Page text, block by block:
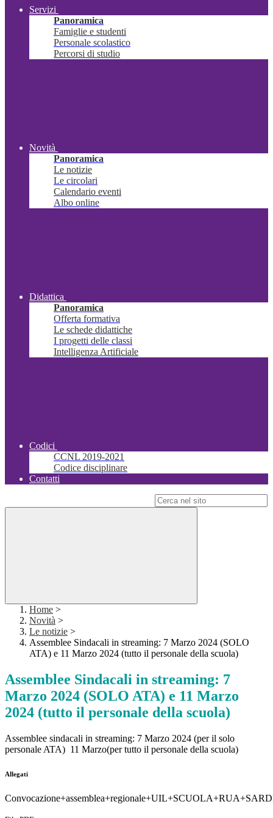
Servizi
Panoramica
Famiglie e studenti
Personale scolastico
Percorsi di studio
Novità
Panoramica
Le notizie
Le circolari
Calendario eventi
Albo online
Didattica
Panoramica
Offerta formativa
Le schede didattiche
I progetti delle classi
Intelligenza Artificiale
Codici
CCNL 2019-2021
Codice disciplinare
Contatti
Home >
Novità >
Le notizie >
Assemblee Sindacali in streaming: 7 Marzo 2024 (SOLO
ATA) e 11 Marzo 2024 (tutto il personale della scuola)
Assemblee Sindacali in streaming: 7
Marzo 2024 (SOLO ATA) e 11 Marzo
2024 (tutto il personale della scuola)
Assemblee sindacali in streaming: 7 Marzo 2024 (per il solo
personale ATA) 11 Marzo(per tutto il personale della scuola)
Allegati